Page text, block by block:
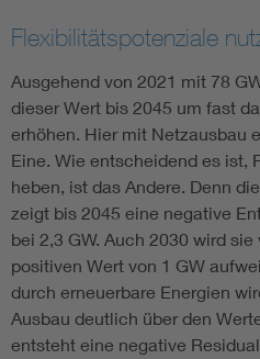
Flexibilitätspotenziale
Ausgehend von 2021 mit 78
dieser Wert bis 2045 um fast
erhöhen. Hier mit Netzausbau
Eine. Wie entscheidend es ist,
heben, ist das Andere. Denn
zeigt bis 2045 eine negative
bei 2,3 GW. Auch 2030 wird
positiven Wert von 1 GW
durch erneuerbare Energien
Ausbau deutlich über den
entsteht eine negative